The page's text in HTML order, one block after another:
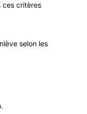
ces critères
selon les